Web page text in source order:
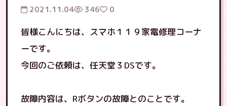
2021.11.04 346 0
皆様こんにちは、スマホ１１９家電修理コーナ
ーです。
今回のご依頼は、任天堂３DSです。
故障内容は、Rボタンの故障とのことです。